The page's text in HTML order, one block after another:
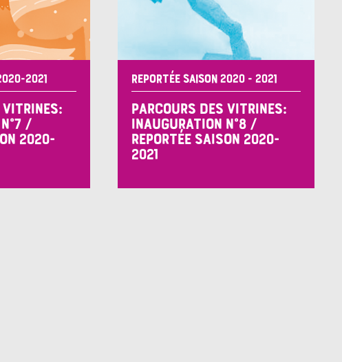
2021
VITRINES:
N°7 /
2020-
REPORTÉE SAISON 2020 - 2021
PARCOURS DES VITRINES:
INAUGURATION N°8 /
REPORTÉE SAISON 2020-
2021